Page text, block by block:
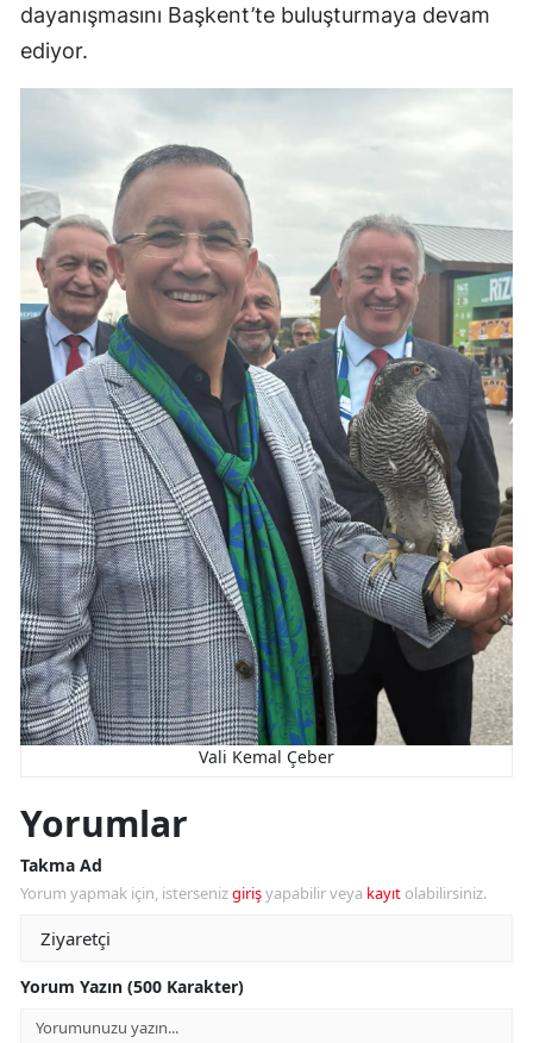
dayanışmasını Başkent’te buluşturmaya devam
ediyor.
Vali Kemal Çeber
Yorumlar
Takma Ad
Yorum yapmak için, istersenizgirişyapabilir veya kayıt olabilirsiniz.
Yorum Yazın (500 Karakter)